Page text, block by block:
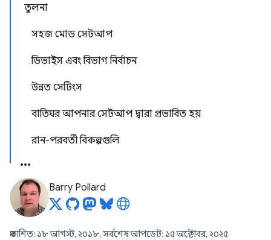
তুলনা
সহজ মোড সেটআপ
ডিভাইস এবং বিভাগ নির্বাচন
উন্নত সেটিংস
বাতিঘর আপনার সেটআপ দ্বারা প্রভাবিত হয়
রান-পরবর্তী বিকল্পগুলি
Barry Pollard
প্রকাশিত: ১৮ আগস্ট, ২০১৮, সর্বশেষ আপডেট: ১৫ অক্টোবর, ২০২৫